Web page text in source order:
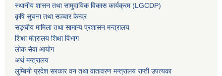
स्थानीय शासन तथा सामुदायिक विकास कार्यक्रम (LGCDP)
कृषि सुचना तथा सञ्चार केन्द्र
सङ्घीय मामिला तथा सामान्य प्रशासन मन्त्रालय
शिक्षा मंत्रालय शिक्षा विभाग
लोक सेवा आयोग
अर्थ मन्त्रालय
लुम्बिनी प्रदेश सरकार वन तथा वातावरण मन्त्रालय राप्ती उपत्यका